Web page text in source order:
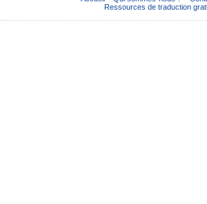
Ressources de traduction